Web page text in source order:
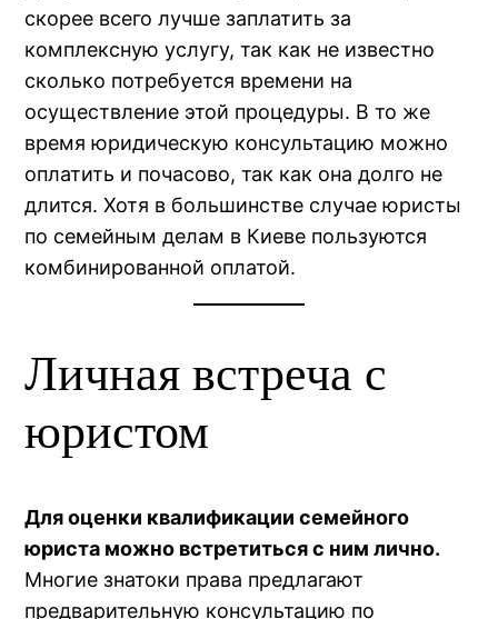
скорее всего лучше заплатить за
комплексную услугу, так как не известно
сколько потребуется времени на
осуществление этой процедуры. В то же
время юридическую консультацию можно
оплатить и почасово, так как она долго не
длится. Хотя в большинстве случае юристы
по семейным делам в Киеве пользуются
комбинированной оплатой.
Личная встреча с
юристом
Для оценки квалификации семейного
юриста можно встретиться с ним лично.
Многие знатоки права предлагают
предварительную консультацию по